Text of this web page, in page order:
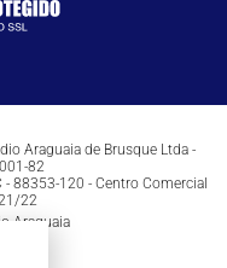
Araguaia de Brusque Ltda -
82
- 88353-120 - Centro Comercial
22
Araguaia